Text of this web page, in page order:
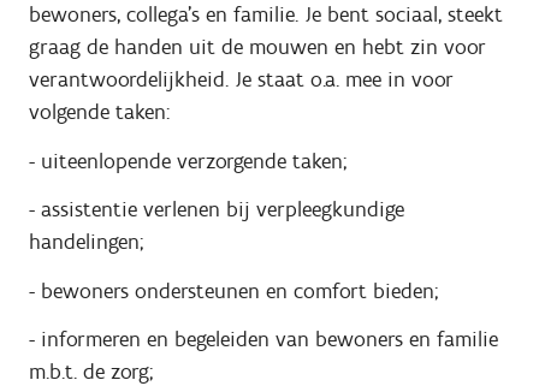
bewoners, collega’s en familie. Je bent sociaal, steekt
graag de handen uit de mouwen en hebt zin voor
verantwoordelijkheid. Je staat o.a. mee in voor
volgende taken:
- uiteenlopende verzorgende taken;
- assistentie verlenen bij verpleegkundige
handelingen;
- bewoners ondersteunen en comfort bieden;
- informeren en begeleiden van bewoners en familie
m.b.t. de zorg;